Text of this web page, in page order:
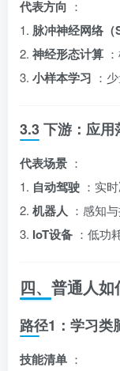
代表方向 ：
1. 脉冲神经网络（
2. 神经形态计算
3. 小样本学习 ：
3.3 下游：应用
代表场景 ：
1. 自动驾驶 ：实
2. 机器人 ：感知
3. IoT设备 ：低功
四、普通人
路径1：学习类
技能清单 ：